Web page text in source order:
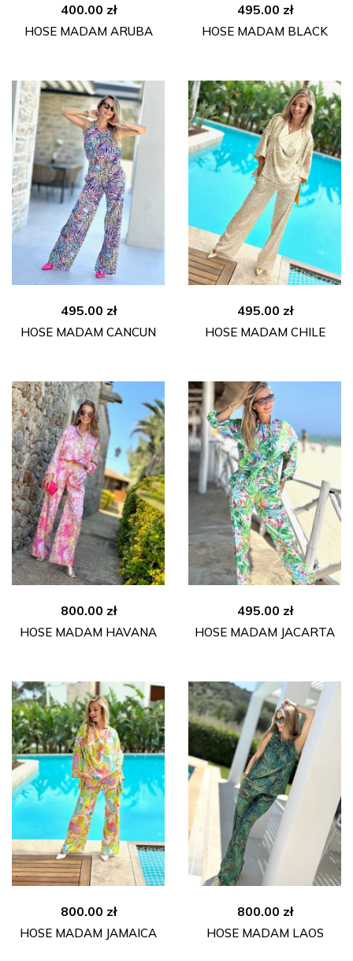
400.00 zł
HOSE MADAM ARUBA
495.00 zł
HOSE MADAM BLACK
495.00 zł
HOSE MADAM CANCUN
495.00 zł
HOSE MADAM CHILE
800.00 zł
HOSE MADAM HAVANA
495.00 zł
HOSE MADAM JACARTA
800.00 zł
HOSE MADAM JAMAICA
800.00 zł
HOSE MADAM LAOS